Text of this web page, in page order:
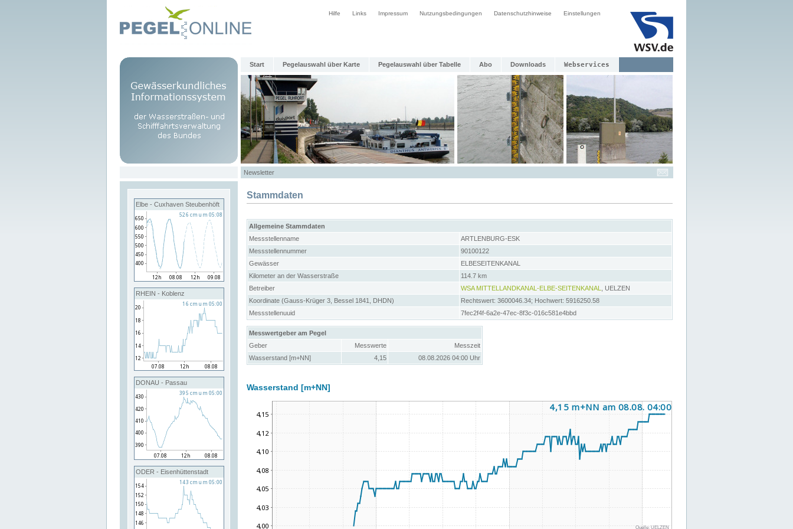
Hilfe Links Impressum Nutzungsbedingungen Datenschutzhinweise Einstellungen
Start Pegelauswahl über Karte Pegelauswahl über Tabelle Abo Downloads Webservices
Newsletter
Elbe - Cuxhaven Steubenhöft
RHEIN - Koblenz
DONAU - Passau
ODER - Eisenhüttenstadt
Stammdaten
Allgemeine Stammdaten
Messstellenname
ARTLENBURG-ESK
Messstellennummer
90100122
Gewässer
ELBESEITENKANAL
Kilometer an der Wasserstraße
114.7 km
Betreiber
WSA MITTELLANDKANAL-ELBE-SEITENKANAL
, UELZEN
Koordinate (Gauss-Krüger 3, Bessel 1841, DHDN)
Rechtswert: 3600046.34; Hochwert: 5916250.58
Messstellenuuid
7fec2f4f-6a2e-47ec-8f3c-016c581e4bbd
Messwertgeber am Pegel
Geber
Messwerte
Messzeit
Wasserstand [m+NN]
4,15 08.08.2026 04:00 Uhr
Wasserstand [m+NN]